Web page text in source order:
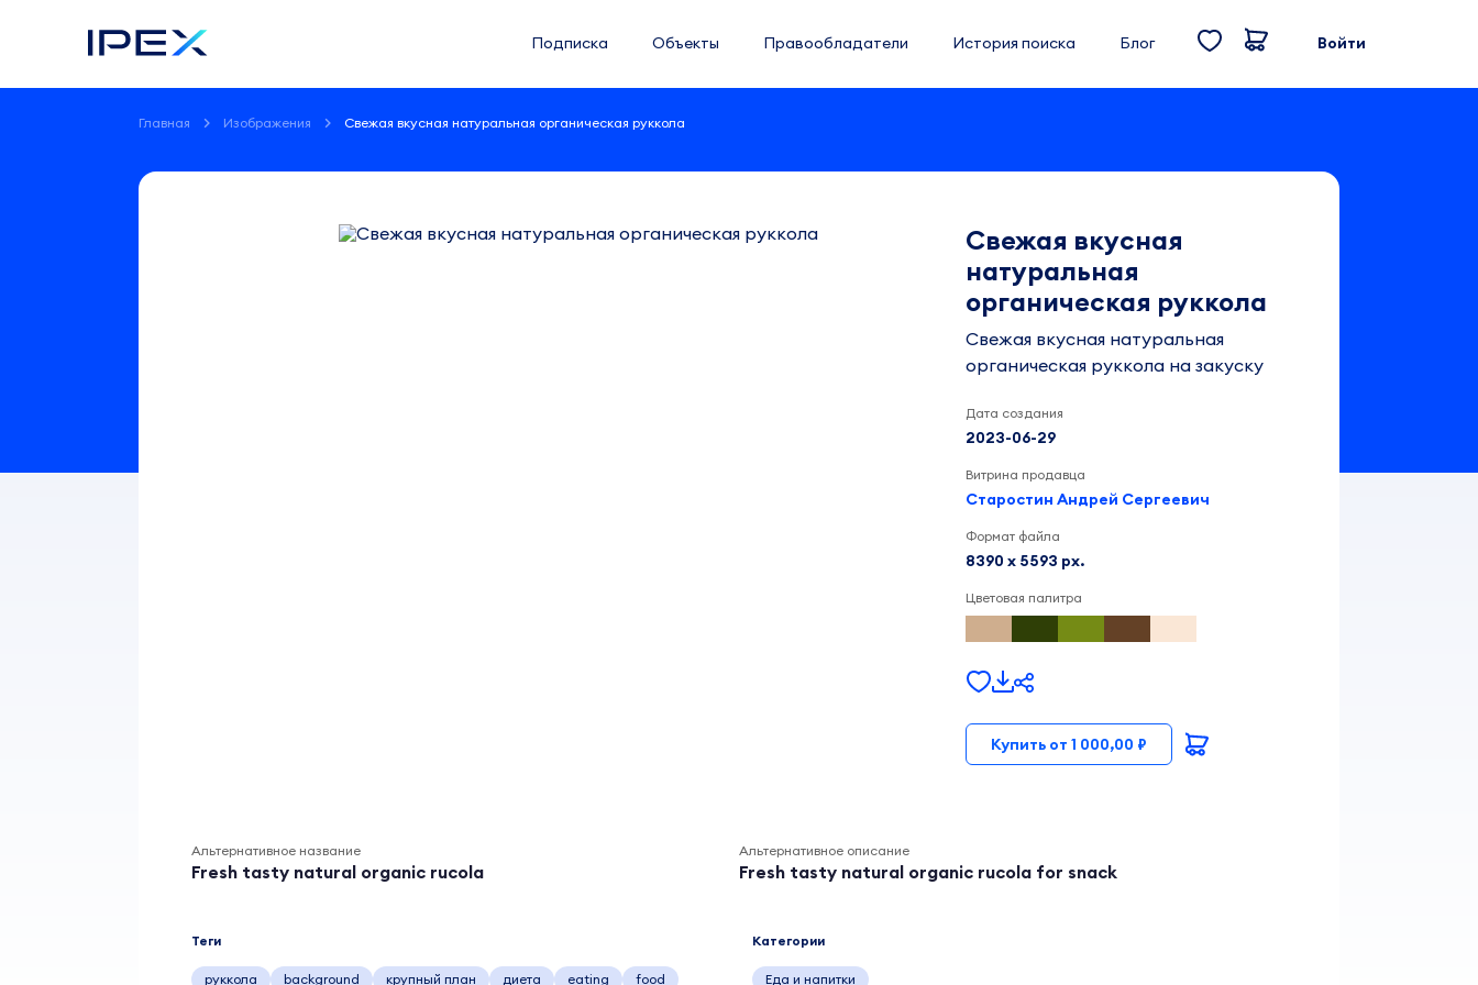
Подписка Объекты Правообладатели История поиска Блог Войти
Главная Изображения Свежая вкусная натуральная органическая руккола
Свежая вкусная
натуральная
органическая руккола
Свежая вкусная натуральная
органическая руккола на закуску
Дата создания
2023-06-29
Витрина продавца
Старостин Андрей Сергеевич
Формат файла
8390 x 5593 px.
Цветовая палитра
Купить от 1 000,00 ₽
Альтернативное название
Fresh tasty natural organic rucola
Альтернативное описание
Fresh tasty natural organic rucola for snack
Теги
руккола background крупный план диета eating food
Категории
Еда и напитки